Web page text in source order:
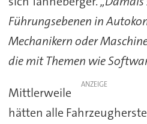
Führungsebenen in
Mechanikern oder
die mit Themen wie
ANZEIGE
Mittlerweile
hätten alle